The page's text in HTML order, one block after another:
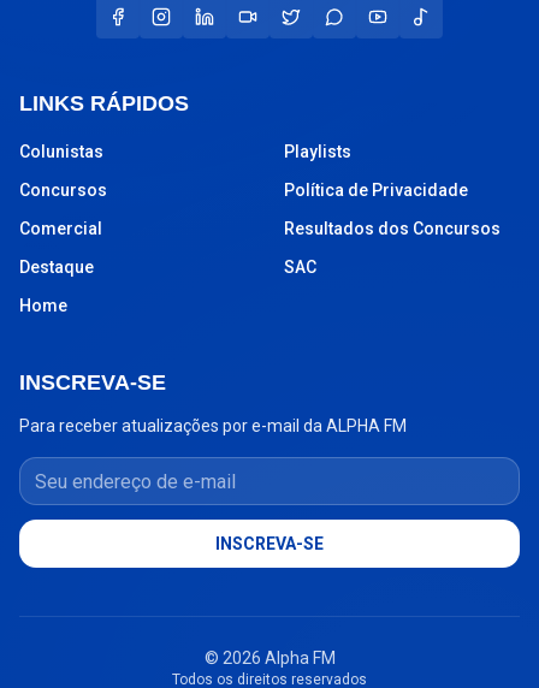
LINKS RÁPIDOS
Colunistas
Concursos
Comercial
Destaque
Home
Playlists
Política de Privacidade
Resultados dos Concursos
SAC
INSCREVA-SE
Para receber atualizações por e-mail da ALPHA FM
Seu endereço de e-mail
INSCREVA-SE
© 2026 Alpha FM
Todos os direitos reservados